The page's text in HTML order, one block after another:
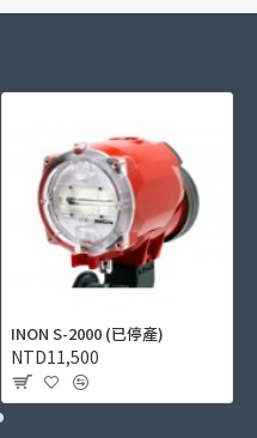
INON S-2000 (已停產)
NTD11,500